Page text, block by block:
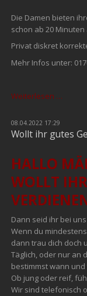
Die Damen bieten
schon ab 20 Minuten
Privat diskret
Mehr Infos unter:
Weiterlesen …
VOR
KEINE
08.04.2022 17:29
Wollt ihr gutes
HALLO
WOLLT
Dann seid ihr bei
Wenn du
dann trau dich doch
Täglich, oder nur an
bestimmst wann und
Ob jung oder reif,
Wir sind telefonisch